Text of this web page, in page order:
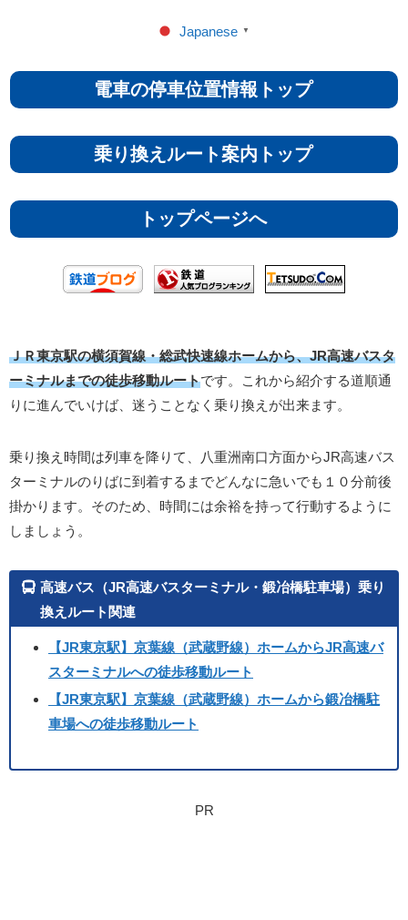
Japanese ▼
電車の停車位置情報トップ
乗り換えルート案内トップ
トップページへ
ＪＲ東京駅の横須賀線・総武快速線ホームから、JR高速バスタ
ーミナルまでの徒歩移動ルートです。これから紹介する道順通
りに進んでいけば、迷うことなく乗り換えが出来ます。
乗り換え時間は列車を降りて、八重洲南口方面からJR高速バス
ターミナルのりばに到着するまでどんなに急いでも１０分前後
掛かります。そのため、時間には余裕を持って行動するように
しましょう。
高速バス（JR高速バスターミナル・鍛冶橋駐車場）乗り
換えルート関連
【JR東京駅】京葉線（武蔵野線）ホームからJR高速バ
スターミナルへの徒歩移動ルート
【JR東京駅】京葉線（武蔵野線）ホームから鍛冶橋駐
車場への徒歩移動ルート
PR